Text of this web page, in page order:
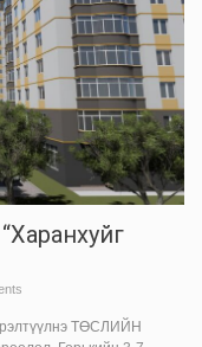
ТӨСЛИЙН